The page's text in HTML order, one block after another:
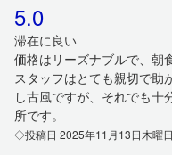
5.0
滞在に良い
価格はリーズナブルで、朝
スタッフはとても親切で助
し古風ですが、それでも十
所です。
◇投稿日 2025年11月13日木曜